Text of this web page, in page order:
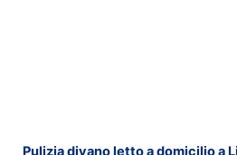
Pulizia divano letto a domicilio a